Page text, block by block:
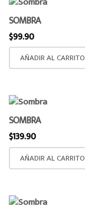
SOMBRA
$99.90
AÑADIR AL CARRITO
SOMBRA
$139.90
AÑADIR AL CARRITO